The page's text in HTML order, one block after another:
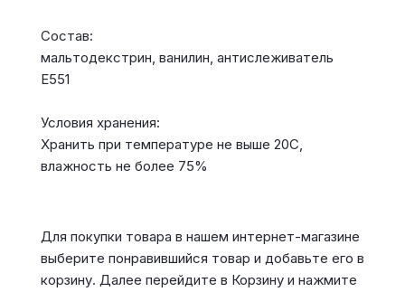
Состав:
мальтодекстрин, ванилин, антислеживатель
Е551
Условия хранения:
Хранить при температуре не выше 20С,
влажность не более 75%
Для покупки товара в нашем интернет-магазине
выберите понравившийся товар и добавьте его в
корзину. Далее перейдите в Корзину и нажмите